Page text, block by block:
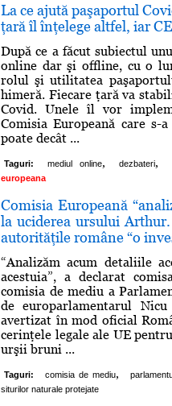
La ce ajută paşaportul
ţară îl înţelege altfel, iar
După ce a făcut subiectul
online dar şi offline, cu o
rolul şi utilitatea
himeră. Fiecare ţară va
Covid. Unele îl vor
Comisia Europeană care
poate decât ...
Taguri: mediul online, dezbateri,
europeana
Comisia Europeană
la uciderea ursului
autorităţile române “o
“Analizăm acum detaliile
acestuia”, a declarat
comisia de mediu a
de europarlamentarul Nicu
avertizat în mod oficial
cerinţele legale ale UE
urşii bruni ...
Taguri: comisia de mediu,
siturilor naturale protejate